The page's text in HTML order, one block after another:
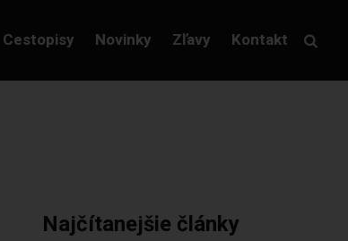
Cestopisy Novinky Zľavy Kontakt
Najčítanejšie články